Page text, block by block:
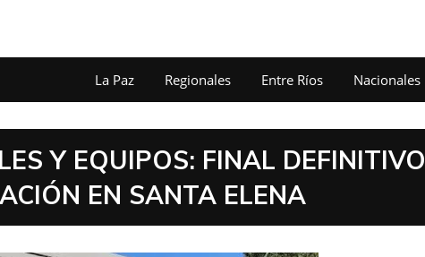
La Paz Regionales Entre Ríos Nacionales
Y EQUIPOS: FINAL DEFINITIVO
EN SANTA ELENA